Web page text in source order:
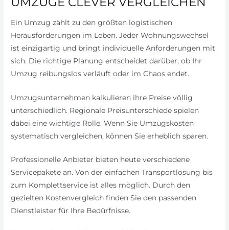
Ein Umzug zählt zu den größten logistischen
Herausforderungen im Leben. Jeder Wohnungswechsel
ist einzigartig und bringt individuelle Anforderungen mit
sich. Die richtige Planung entscheidet darüber, ob Ihr
Umzug reibungslos verläuft oder im Chaos endet.
Umzugsunternehmen kalkulieren ihre Preise völlig
unterschiedlich. Regionale Preisunterschiede spielen
dabei eine wichtige Rolle. Wenn Sie Umzugskosten
systematisch vergleichen, können Sie erheblich sparen.
Professionelle Anbieter bieten heute verschiedene
Servicepakete an. Von der einfachen Transportlösung bis
zum Komplettservice ist alles möglich. Durch den
gezielten Kostenvergleich finden Sie den passenden
Dienstleister für Ihre Bedürfnisse.